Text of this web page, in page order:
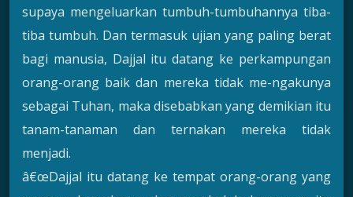
supaya mengeluarkan tumbuh-tumbuhannya tiba-
tiba tumbuh. Dan termasuk ujian yang paling berat
bagi manusia, Dajjal itu datang ke perkampungan
orang-orang baik dan mereka tidak me-ngakunya
sebagai Tuhan, maka disebabkan yang demikian itu
tanam-tanaman dan ternakan mereka tidak
menjadi.
â€œDajjal itu datang ke tempat orang-orang yang